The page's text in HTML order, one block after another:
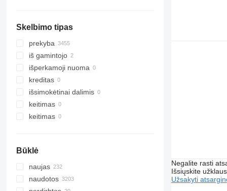
Skelbimo tipas
prekyba
iš gamintojo
išperkamoji nuoma
kreditas
išsimokėtinai dalimis
keitimas
keitimas
Būklė
naujas
naudotos
Negalite rasti
Išsiųskite
Užsakyti